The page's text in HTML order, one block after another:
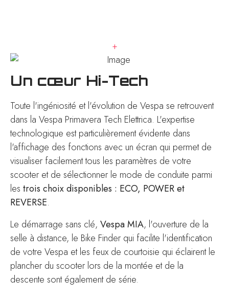
+
Un cœur Hi-Tech
Toute l'ingéniosité et l'évolution de Vespa se retrouvent
dans la Vespa Primavera Tech Elettrica. L'expertise
technologique est particulièrement évidente dans
l'affichage des fonctions avec un écran qui permet de
visualiser facilement tous les paramètres de votre
scooter et de sélectionner le mode de conduite parmi
les trois choix disponibles : ECO, POWER et
REVERSE.
Le démarrage sans clé, Vespa MIA, l'ouverture de la
selle à distance, le Bike Finder qui facilite l'identification
de votre Vespa et les feux de courtoisie qui éclairent le
plancher du scooter lors de la montée et de la
descente sont également de série.